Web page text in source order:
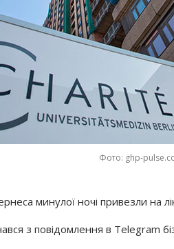
Фото: ghp-
минулої ночі привезли на
з повідомлення в Telegram